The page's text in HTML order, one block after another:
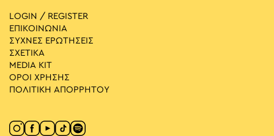
LOGIN / REGISTER
ΕΠΙΚΟΙΝΩΝΙΑ
ΣΥΧΝΕΣ ΕΡΩΤΗΣΕΙΣ
ΣΧΕΤΙΚΑ
MEDIA ΚIT
ΟΡΟΙ ΧΡΗΣΗΣ
ΠΟΛΙΤΙΚΗ ΑΠΟΡΡΗΤΟΥ